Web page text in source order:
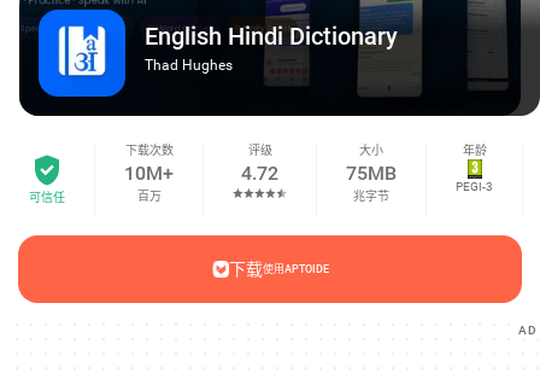
English Hindi Dictionary
Thad Hughes
可信任
下载次数
10M+
百万
评级
4.72
大小
75MB
兆字节
年龄
PEGI-3
下载使用APTOIDE
AD